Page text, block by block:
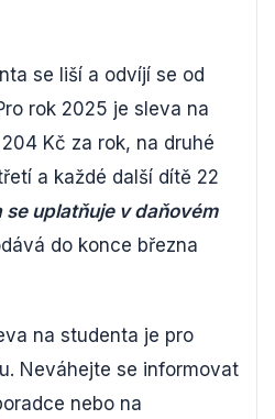
se liší a odvíjí se od
rok 2025 je sleva na
Kč za rok, na druhé
a každé další dítě 22
se uplatňuje v daňovém
do konce března
na studenta je pro
Neváhejte se informovat
nebo na